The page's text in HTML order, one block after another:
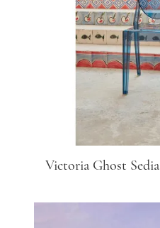
Victoria Ghost Sedia